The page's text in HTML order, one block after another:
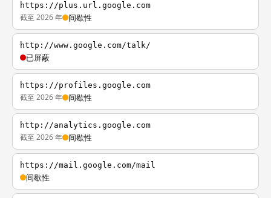
https://plus.url.google.com
截至 2026 年 间歇性
http://www.google.com/talk/
已屏蔽
https://profiles.google.com
截至 2026 年 间歇性
http://analytics.google.com
截至 2026 年 间歇性
https://mail.google.com/mail
间歇性